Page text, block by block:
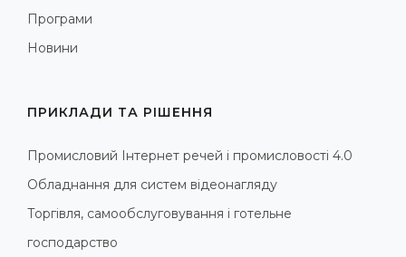
Програми
Новини
ПРИКЛАДИ ТА РІШЕННЯ
Промисловий Інтернет речей і промисловості 4.0
Обладнання для систем відеонагляду
Торгівля, самообслуговування і готельне
господарство